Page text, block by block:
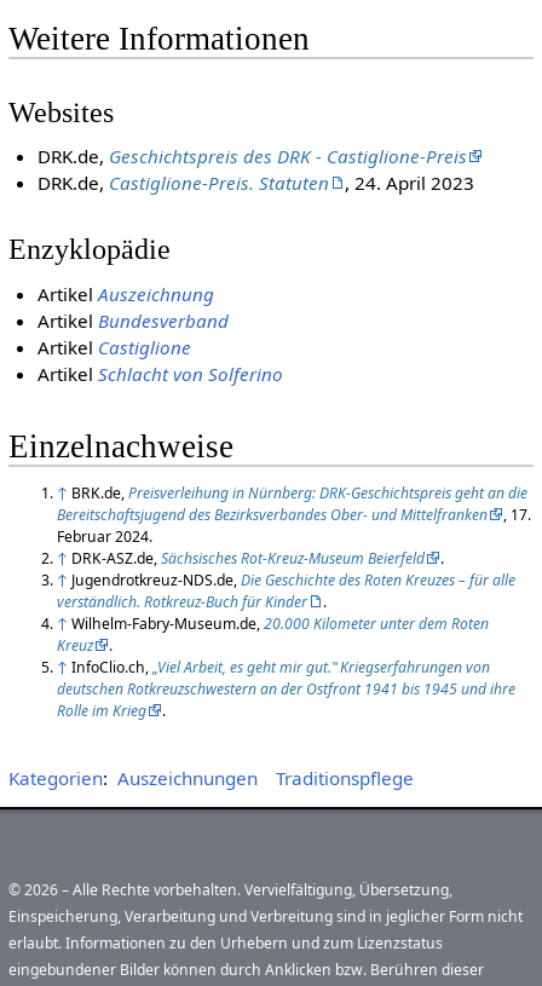
Weitere Informationen
Websites
DRK.de, Geschichtspreis des DRK - Castiglione-Preis
DRK.de, Castiglione-Preis. Statuten , 24. April 2023
Enzyklopädie
ArtikelAuszeichnung
Artikel Bundesverband
Artikel Castiglione
ArtikelSchlacht von Solferino
Einzelnachweise
↑ BRK.de,Preisverleihung in Nürnberg: DRK-Geschichtspreis geht an die
Bereitschaftsjugend des Bezirksverbandes Ober- und Mittelfranken
, 17.
Februar 2024.
↑ DRK-ASZ.de,Sächsisches Rot-Kreuz-Museum Beierfeld
.
↑ Jugendrotkreuz-NDS.de,Die Geschichte des Roten Kreuzes – für alle
verständlich. Rotkreuz-Buch für Kinder
.
↑ Wilhelm-Fabry-Museum.de,20.000 Kilometer unter dem Roten
Kreuz
.
↑ InfoClio.ch,„Viel Arbeit, es geht mir gut.‟ Kriegserfahrungen von
deutschen Rotkreuzschwestern an der Ostfront 1941 bis 1945 und ihre
Rolle im Krieg
.
Kategorien: Auszeichnungen Traditionspflege
© 2026 – Alle Rechte vorbehalten. Vervielfältigung, Übersetzung,
Einspeicherung, Verarbeitung und Verbreitung sind in jeglicher Form nicht
erlaubt. Informationen zu den Urhebern und zum Lizenzstatus
eingebundener Bilder können durch Anklicken bzw. Berühren dieser